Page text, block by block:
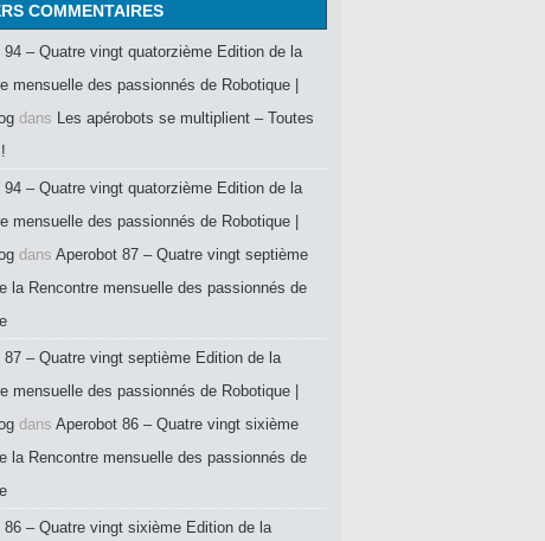
COMMENTAIRES
94 – Quatre vingt quatorzième Edition de la
mensuelle des passionnés de Robotique |
dans Les apérobots se multiplient – Toutes
94 – Quatre vingt quatorzième Edition de la
mensuelle des passionnés de Robotique |
dans Aperobot 87 – Quatre vingt septième
la Rencontre mensuelle des passionnés de
87 – Quatre vingt septième Edition de la
mensuelle des passionnés de Robotique |
dans Aperobot 86 – Quatre vingt sixième
la Rencontre mensuelle des passionnés de
86 – Quatre vingt sixième Edition de la